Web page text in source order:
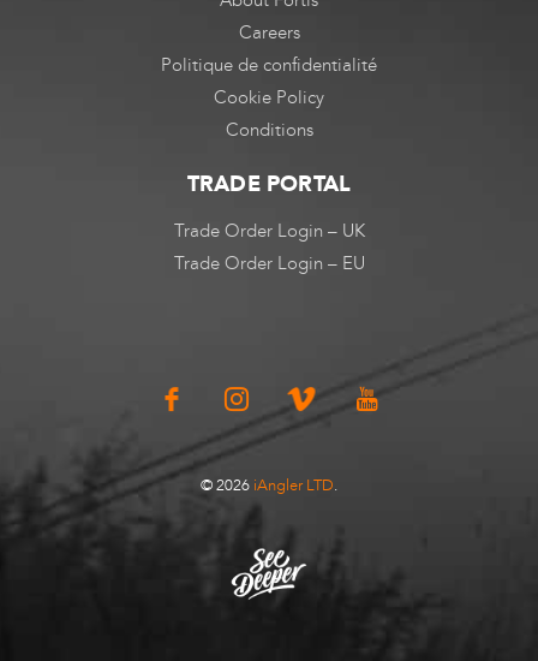
Careers
Politique de confidentialité
Cookie Policy
Conditions
TRADE PORTAL
Trade Order Login – UK
Trade Order Login – EU
© 2026 iAngler LTD.